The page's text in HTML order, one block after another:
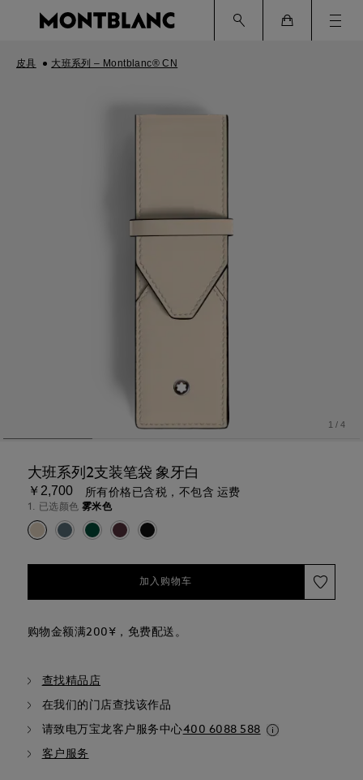
皮具 大班系列 – Montblanc® CN
1 / 4
大班系列2支装笔袋 象牙白
￥2,700 所有价格已含税，不包含 运费
1. 已选颜色 雾米色
加入购物车
购物金额满200¥，免费配送。
查找精品店
在我们的门店查找该作品
请致电万宝龙客户服务中心400 6088 588
客户服务